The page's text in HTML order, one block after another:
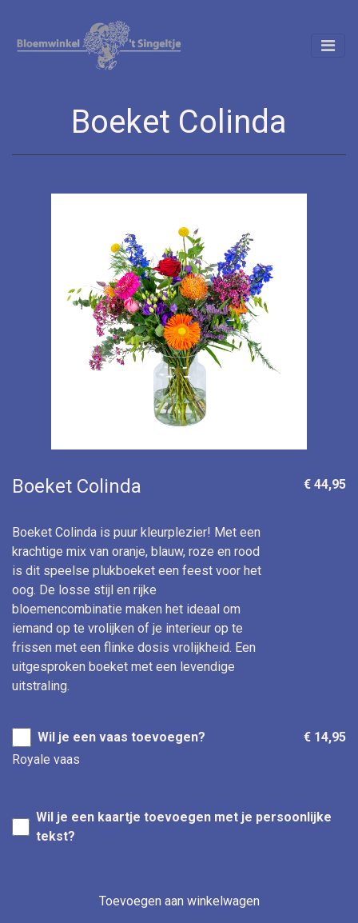
Boeket Colinda
Boeket Colinda
Boeket Colinda is puur kleurplezier! Met een
krachtige mix van oranje, blauw, roze en rood
is dit speelse plukboeket een feest voor het
oog. De losse stijl en rijke
bloemencombinatie maken het ideaal om
iemand op te vrolijken of je interieur op te
frissen met een flinke dosis vrolijkheid. Een
uitgesproken boeket met een levendige
uitstraling.
€ 44,95
Wil je een vaas toevoegen?
Royale vaas
€ 14,95
Wil je een kaartje toevoegen met je persoonlijke
tekst?
Toevoegen aan winkelwagen